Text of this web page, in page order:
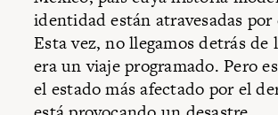
identidad están atravesadas por
Esta vez, no llegamos detrás de
era un viaje programado. Pero
el estado más afectado por el